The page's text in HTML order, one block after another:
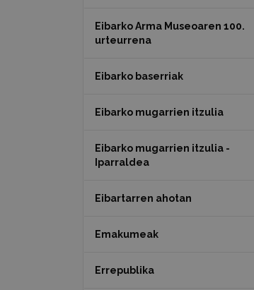
Eibarko Arma Museoaren 100.
urteurrena
Eibarko baserriak
Eibarko mugarrien itzulia
Eibarko mugarrien itzulia -
Iparraldea
Eibartarren ahotan
Emakumeak
Errepublika